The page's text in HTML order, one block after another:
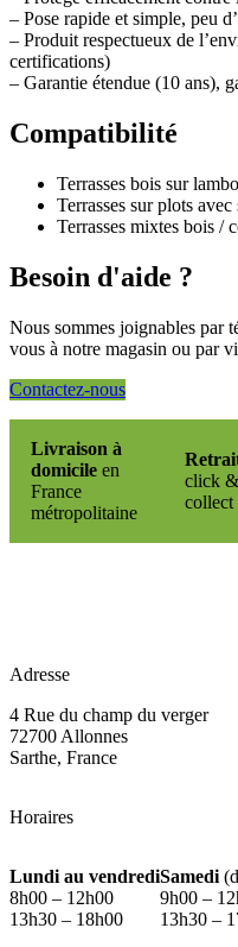
– Pose rapide et simple, peu
– Produit respectueux de
certifications)
– Garantie étendue (10 ans),
Compatibilité
Terrasses bois sur
Terrasses sur plots
Terrasses mixtes bois /
Besoin d'aide ?
Nous sommes joignables par
vous à notre magasin ou par
Contactez-nous
Livraison à
domicile en
France
métropolitaine
click &
collect
Adresse
4 Rue du champ du verger
72700 Allonnes
Sarthe, France
Horaires
Lundi au vendredi
8h00 – 12h00
13h30 – 18h00
Samedi
9h00 –
13h30 –